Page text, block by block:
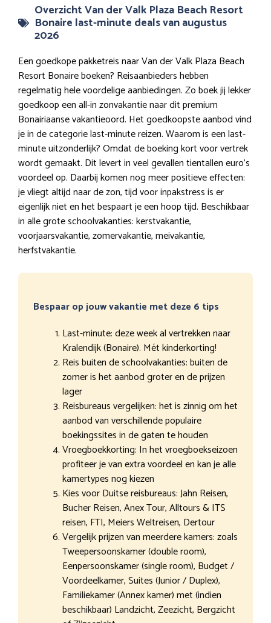
Overzicht Van der Valk Plaza Beach Resort
Bonaire last-minute deals van augustus
2026
Een goedkope pakketreis naar Van der Valk Plaza Beach
Resort Bonaire boeken? Reisaanbieders hebben
regelmatig hele voordelige aanbiedingen. Zo boek jij lekker
goedkoop een all-in zonvakantie naar dit premium
Bonairiaanse vakantieoord. Het goedkoopste aanbod vind
je in de categorie last-minute reizen. Waarom is een last-
minute uitzonderlijk? Omdat de boeking kort voor vertrek
wordt gemaakt. Dit levert in veel gevallen tientallen euro’s
voordeel op. Daarbij komen nog meer positieve effecten:
je vliegt altijd naar de zon, tijd voor inpakstress is er
eigenlijk niet en het bespaart je een hoop tijd. Beschikbaar
in alle grote schoolvakanties: kerstvakantie,
voorjaarsvakantie, zomervakantie, meivakantie,
herfstvakantie.
Bespaar op jouw vakantie met deze 6 tips
Last-minute: deze week al vertrekken naar
Kralendijk (Bonaire). Mét kinderkorting!
Reis buiten de schoolvakanties: buiten de
zomer is het aanbod groter en de prijzen
lager
Reisbureaus vergelijken: het is zinnig om het
aanbod van verschillende populaire
boekingssites in de gaten te houden
Vroegboekkorting: In het vroegboekseizoen
profiteer je van extra voordeel en kan je alle
kamertypes nog kiezen
Kies voor Duitse reisbureaus: Jahn Reisen,
Bucher Reisen, Anex Tour, Alltours & ITS
reisen, FTI, Meiers Weltreisen, Dertour
Vergelijk prijzen van meerdere kamers: zoals
Tweepersoonskamer (double room),
Eenpersoonskamer (single room), Budget /
Voordeelkamer, Suites (Junior / Duplex),
Familiekamer (Annex kamer) met (indien
beschikbaar) Landzicht, Zeezicht, Bergzicht